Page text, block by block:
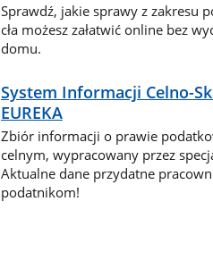
Sprawdź, jakie sprawy z zakresu
cła możesz załatwić online bez
domu.
System Informacji Celno-
EUREKA
Zbiór informacji o prawie
celnym, wypracowany przez
Aktualne dane przydatne
podatnikom!